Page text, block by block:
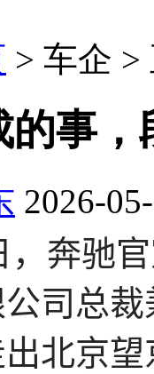
> 车企 >
事
2026-
奔驰
司总
北京